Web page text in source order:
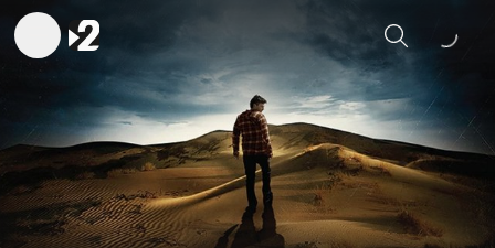
Sök